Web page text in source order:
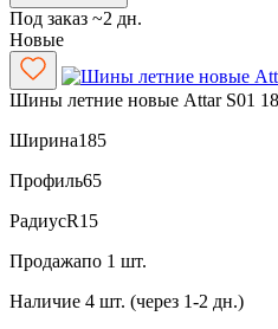
Под заказ ~2 дн.
Новые
Шины летние новые Attar S01
Ширина185
Профиль65
РадиусR15
Продажапо 1 шт.
Наличие 4 шт. (через 1-2 дн.)